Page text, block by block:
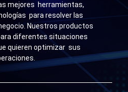
mejores herramientas,
para resolver las
Nuestros productos
diferentes situaciones
quieren optimizar sus